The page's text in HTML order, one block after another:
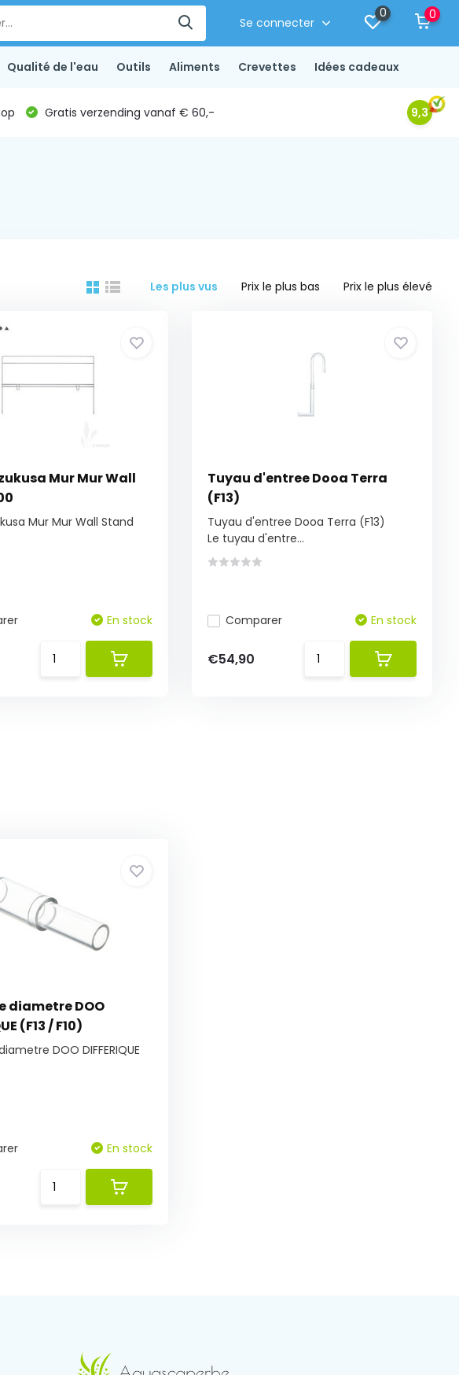
Se connecter
0 0
Qualité de l'eau Outils Aliments Crevettes Idées cadeaux
Gratis verzending vanaf € 60,- 9,3
Les plus vus Prix le plus bas Prix le plus élevé
Mur Mur Wall
Mur Mur Wall Stand
En stock
Tuyau d'entree Dooa Terra
(F13)
Tuyau d'entree Dooa Terra (F13)
Le tuyau d'entre...
Comparer En stock
€54,90
diametre DOO
(F13 / F10)
DOO DIFFERIQUE
En stock